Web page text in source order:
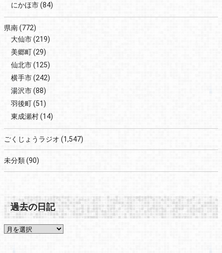
にかほ市(84)
県南(772)
大仙市(219)
美郷町(29)
仙北市(125)
横手市(242)
湯沢市(88)
羽後町(51)
東成瀬村(14)
ごくじょうラジオ (1,547)
未分類(90)
過去の日記